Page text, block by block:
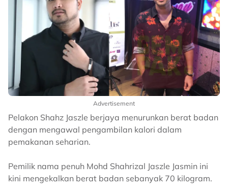
Advertisement
Pelakon Shahz Jaszle berjaya menurunkan berat badan
dengan mengawal pengambilan kalori dalam
pemakanan seharian.
Pemilik nama penuh Mohd Shahrizal Jaszle Jasmin ini
kini mengekalkan berat badan sebanyak 70 kilogram.